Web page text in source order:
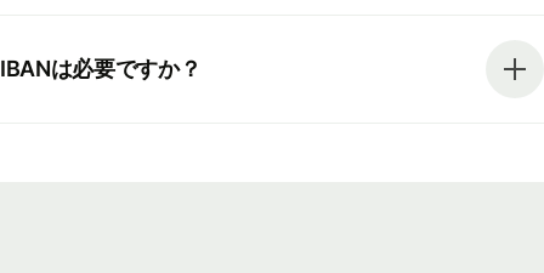
IBANは必要ですか？